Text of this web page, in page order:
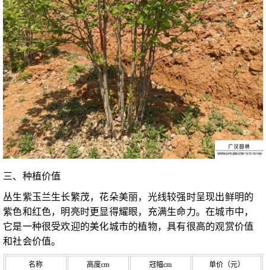
三、种植价值
丛生紫玉兰生长繁茂，花朵美丽，光线较强时呈现出鲜明的
紫色和红色，明亮时更显得耀眼，充满生命力。在城市中，
它是一种很受欢迎的美化城市的植物，具有很高的观赏价值
和社会价值。
名称 高度cm 冠幅cm 单价（元）